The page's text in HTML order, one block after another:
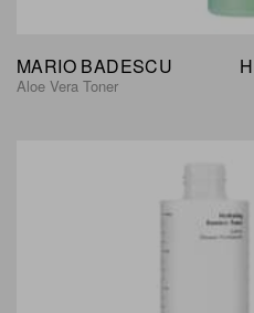
MARIO BADESCU
Aloe Vera Toner